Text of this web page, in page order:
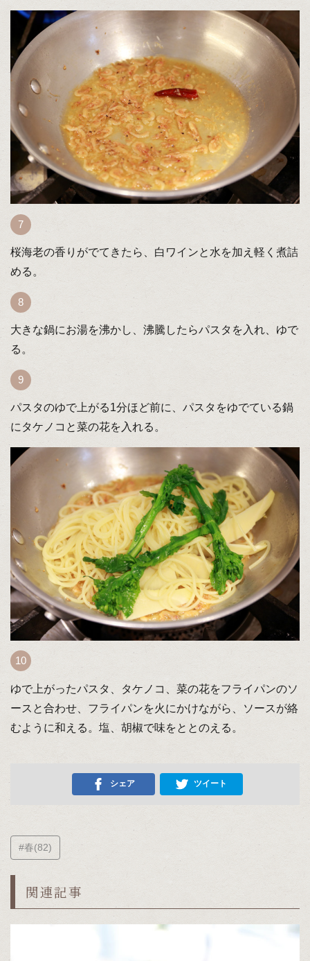
桜海老の香りがでてきたら、白ワインと水を加え軽く煮詰
める。
大きな鍋にお湯を沸かし、沸騰したらパスタを入れ、ゆで
る。
パスタのゆで上がる1分ほど前に、パスタをゆでている鍋
にタケノコと菜の花を入れる。
ゆで上がったパスタ、タケノコ、菜の花をフライパンのソ
ースと合わせ、フライパンを火にかけながら、ソースが絡
むように和える。塩、胡椒で味をととのえる。
シェア ツイート
#春(82)
関連記事